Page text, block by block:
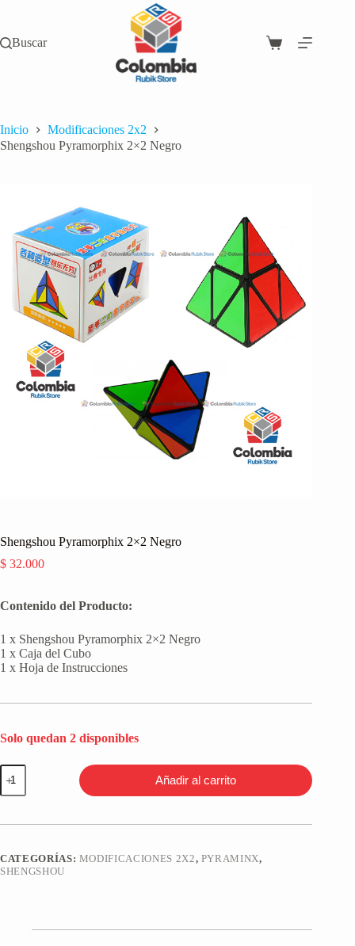
contenido
Buscar
Carro
Inicio
Modificaciones 2x2
Shengshou Pyramorphix 2×2 Negro
Shengshou Pyramorphix 2×2 Negro
$ 32.000
Contenido del Producto:
1 x Shengshou Pyramorphix 2×2 Negro
1 x Caja del Cubo
1 x Hoja de Instrucciones
Solo quedan 2 disponibles
Shengshou
Pyramorphix
2x2
cantidad
Añadir al carrito
CATEGORÍAS: MODIFICACIONES 2X2, PYRAMINX,
SHENGSHOU